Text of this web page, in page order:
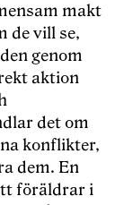
makt
de vill se,
genom
aktion
det om
konflikter,
dem. En
föräldrar i